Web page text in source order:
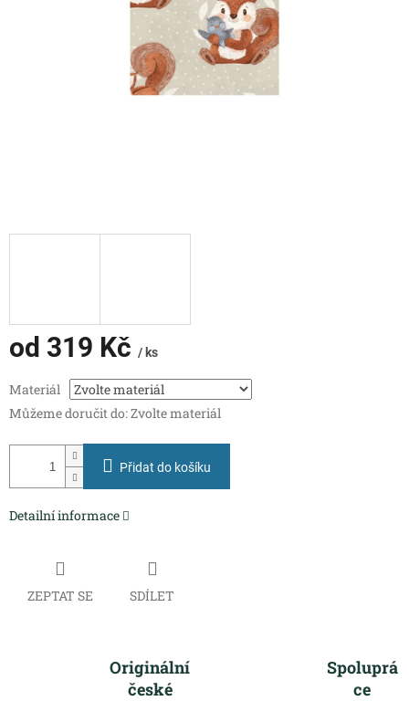
od 319 Kč / ks
cena:
Materiál
Můžeme doručit do:Zvolte materiál
Přidat do košíku
Detailní informace
ZEPTAT SE SDÍLET
Originální
české
Spoluprá
ce